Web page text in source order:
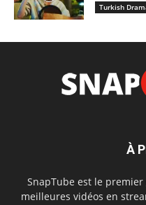
Turkish
À
SnapTube est le
meilleures vidéos en